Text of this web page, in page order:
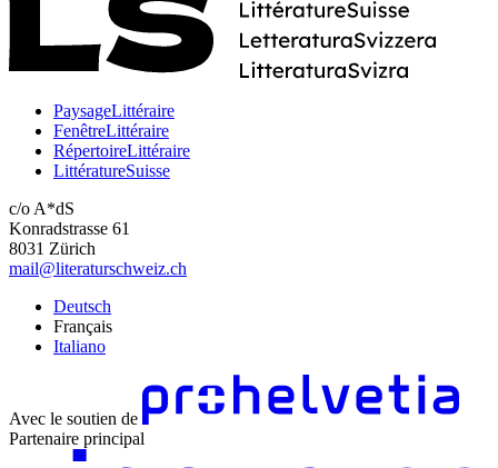
PaysageLittéraire
FenêtreLittéraire
RépertoireLittéraire
LittératureSuisse
c/o A*dS
Konradstrasse 61
8031 Zürich
mail@literaturschweiz.ch
Deutsch
Français
Italiano
Avec le soutien de
Partenaire principal